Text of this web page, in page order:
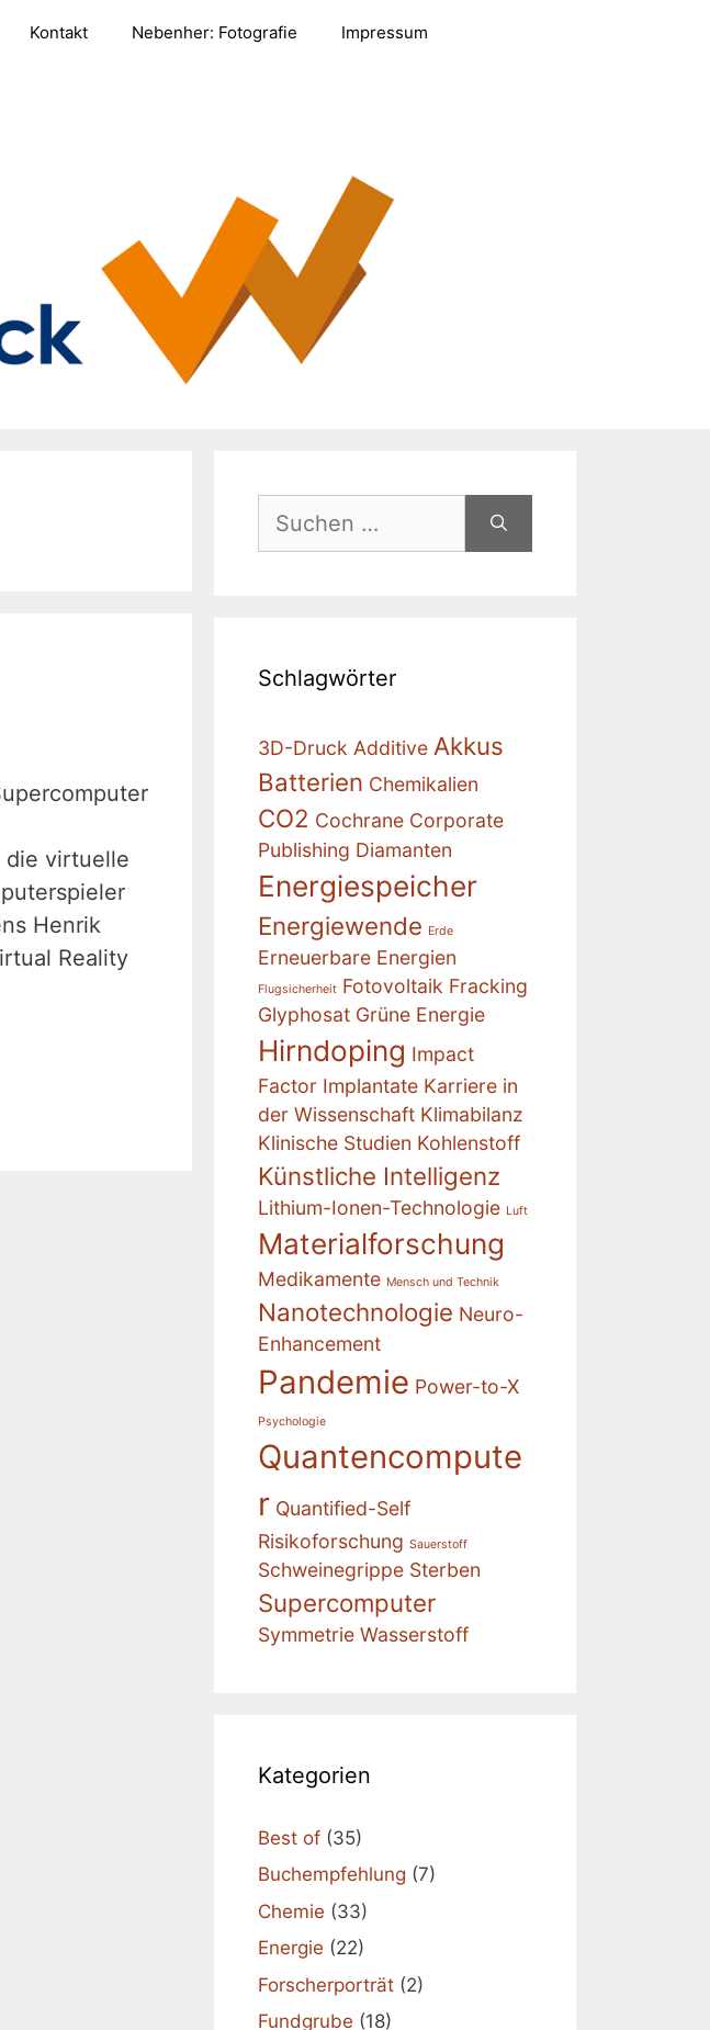
Kontakt Nebenher: Fotografie Impressum
die virtuelle
Henrik
Reality
nach:
Schlagwörter
3D-Druck Additive Akkus
Batterien Chemikalien
CO2 Cochrane Corporate
Publishing Diamanten
Energiespeicher
Energiewende Erde
Erneuerbare Energien
Flugsicherheit Fotovoltaik Fracking
Glyphosat Grüne Energie
Hirndoping Impact
Factor Implantate Karriere in
der Wissenschaft Klimabilanz
Klinische Studien Kohlenstoff
Künstliche Intelligenz
Lithium-Ionen-Technologie Luft
Materialforschung
Medikamente Mensch und Technik
Nanotechnologie Neuro-
Enhancement
Pandemie Power-to-X
Psychologie
Quantencompute
r Quantified-Self
Risikoforschung Sauerstoff
Schweinegrippe Sterben
Supercomputer
Symmetrie Wasserstoff
Kategorien
Best of (35)
Buchempfehlung (7)
Chemie (33)
Energie (22)
Forscherporträt (2)
Fundgrube (18)